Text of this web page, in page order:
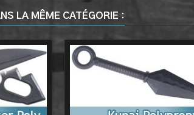
LA MÊME CATÉGORIE :